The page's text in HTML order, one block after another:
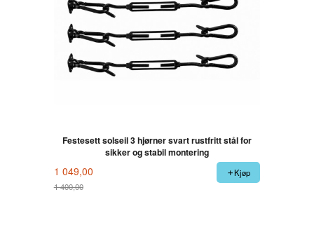
Festesett solseil 3 hjørner svart rustfritt stål for
sikker og stabil montering
1 049,00
1 400,00
Kjøp